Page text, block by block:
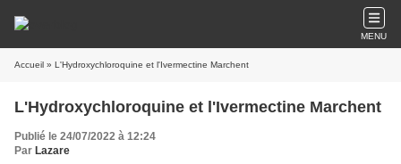
MENU
Accueil » L'Hydroxychloroquine et l'Ivermectine Marchent
L'Hydroxychloroquine et l'Ivermectine Marchent
Publié le 24/07/2022 à 12:24
Par Lazare